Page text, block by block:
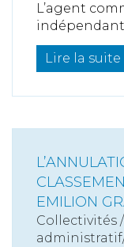
L’agent
Lire la suite
EMILION
Collectivités /